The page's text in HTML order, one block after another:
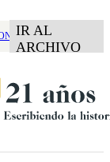
IR AL
ARCHIVO